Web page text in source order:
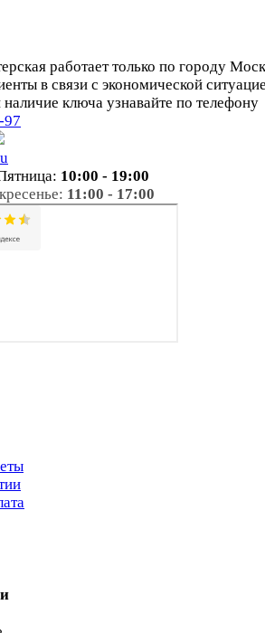
работает только по городу
в связи с экономической
ключа узнавайте по телефону
97
10:00 - 19:00
11:00 - 17:00